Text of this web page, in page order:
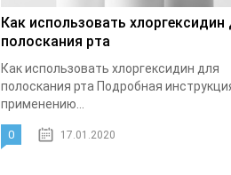
Как использовать хлоргексидин
полоскания рта
Как использовать хлоргексидин для
полоскания рта Подробная
применению...
0 17.01.2020